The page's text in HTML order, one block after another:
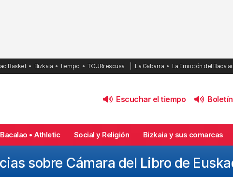
Basket Bizkaia tiempo TOURrescusa La Gabarra La Emoción del
Escuchar el tiempo
Bacalao • Athletic Social y Religión Bizkaia y sus comarcas
sobre Cámara del Libro de